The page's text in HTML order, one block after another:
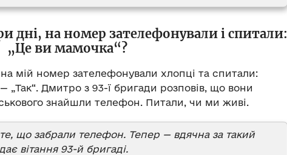
дні, на номер зателефонували і спитали:
„Це ви мамочка“?
мій номер зателефонували хлопці та спитали:
„Так“. Дмитро з 93-ї бригади розповів, що вони
знайшли телефон. Питали, чи ми живі.
що забрали телефон. Тепер — вдячна за такий
вітання 93-й бригаді.